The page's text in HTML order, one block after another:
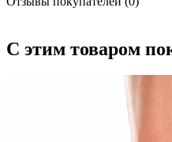
С этим товаром